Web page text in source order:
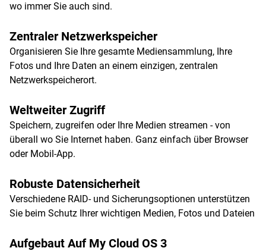
wo immer Sie auch sind.
Zentraler Netzwerkspeicher
Organisieren Sie Ihre gesamte Mediensammlung, Ihre
Fotos und Ihre Daten an einem einzigen, zentralen
Netzwerkspeicherort.
Weltweiter Zugriff
Speichern, zugreifen oder Ihre Medien streamen - von
überall wo Sie Internet haben. Ganz einfach über Browser
oder Mobil-App.
Robuste Datensicherheit
Verschiedene RAID- und Sicherungsoptionen unterstützen
Sie beim Schutz Ihrer wichtigen Medien, Fotos und Dateien
Aufgebaut Auf My Cloud OS 3